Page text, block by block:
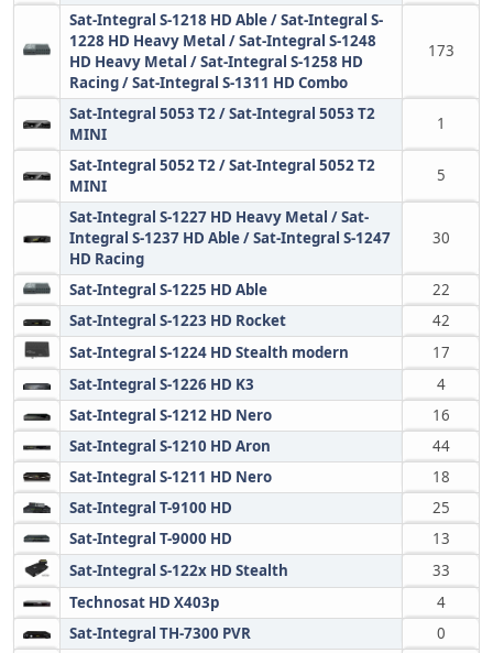
Sat-Integral S-1218 HD Able / Sat-Integral S-
1228 HD Heavy Metal / Sat-Integral S-1248
HD Heavy Metal / Sat-Integral S-1258 HD
Racing / Sat-Integral S-1311 HD Combo
173
Sat-Integral 5053 T2 / Sat-Integral 5053 T2
MINI
1
Sat-Integral 5052 T2 / Sat-Integral 5052 T2
MINI
5
Sat-Integral S-1227 HD Heavy Metal / Sat-
Integral S-1237 HD Able / Sat-Integral S-1247
HD Racing
30
Sat-Integral S-1225 HD Able
22
Sat-Integral S-1223 HD Rocket
42
Sat-Integral S-1224 HD Stealth modern
17
Sat-Integral S-1226 HD K3
4
Sat-Integral S-1212 HD Nero
16
Sat-Integral S-1210 HD Aron
44
Sat-Integral S-1211 HD Nero
18
Sat-Integral T-9100 HD
25
Sat-Integral T-9000 HD
13
Sat-Integral S-122x HD Stealth
33
Technosat HD X403p
4
Sat-Integral TH-7300 PVR
0